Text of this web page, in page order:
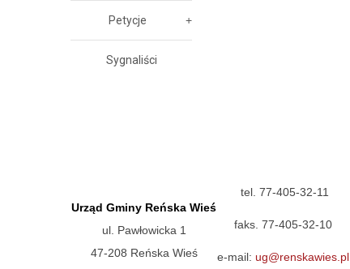
Petycje
Sygnaliści
Urząd Gminy Reńska Wieś
ul. Pawłowicka 1
47-208 Reńska Wieś
tel. 77-405-32-11
faks. 77-405-32-10
e-mail: ug@renskawies.pl